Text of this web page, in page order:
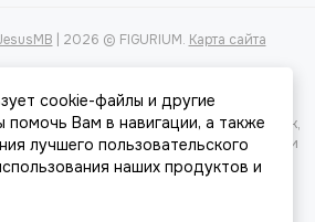
| 2026 © FIGURIUM. Карта сайта
информация, касающаяся характеристик,
носит информационный характер и ни при
публичной офертой, определяемой
437(2) Гражданского кодекса РФ.
cookie-файлы и другие
помочь Вам в навигации, а также
лучшего пользовательского
наших продуктов и